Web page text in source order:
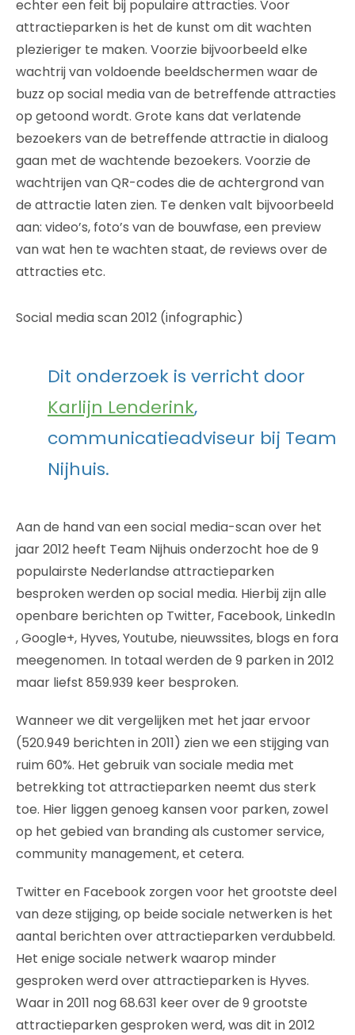
echter een feit bij populaire attracties. Voor
attractieparken is het de kunst om dit wachten
plezieriger te maken. Voorzie bijvoorbeeld elke
wachtrij van voldoende beeldschermen waar de
buzz op social media van de betreffende attracties
op getoond wordt. Grote kans dat verlatende
bezoekers van de betreffende attractie in dialoog
gaan met de wachtende bezoekers. Voorzie de
wachtrijen van QR-codes die de achtergrond van
de attractie laten zien. Te denken valt bijvoorbeeld
aan: video’s, foto’s van de bouwfase, een preview
van wat hen te wachten staat, de reviews over de
attracties etc.
Social media scan 2012 (infographic)
Dit onderzoek is verricht door
Karlijn Lenderink,
communicatieadviseur bij Team
Nijhuis.
Aan de hand van een social media-scan over het
jaar 2012 heeft Team Nijhuis onderzocht hoe de 9
populairste Nederlandse attractieparken
besproken werden op social media. Hierbij zijn alle
openbare berichten op Twitter, Facebook, LinkedIn
, Google+, Hyves, Youtube, nieuwssites, blogs en fora
meegenomen. In totaal werden de 9 parken in 2012
maar liefst 859.939 keer besproken.
Wanneer we dit vergelijken met het jaar ervoor
(520.949 berichten in 2011) zien we een stijging van
ruim 60%. Het gebruik van sociale media met
betrekking tot attractieparken neemt dus sterk
toe. Hier liggen genoeg kansen voor parken, zowel
op het gebied van branding als customer service,
community management, et cetera.
Twitter en Facebook zorgen voor het grootste deel
van deze stijging, op beide sociale netwerken is het
aantal berichten over attractieparken verdubbeld.
Het enige sociale netwerk waarop minder
gesproken werd over attractieparken is Hyves.
Waar in 2011 nog 68.631 keer over de 9 grootste
attractieparken gesproken werd, was dit in 2012